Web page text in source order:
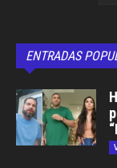
ENTRADAS